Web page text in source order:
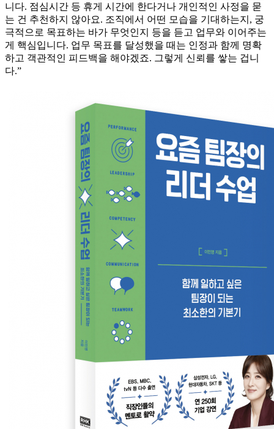
니다. 점심시간 등 휴게 시간에 한다거나 개인적인 사정을 묻
는 건 추천하지 않아요. 조직에서 어떤 모습을 기대하는지, 궁
극적으로 목표하는 바가 무엇인지 등을 듣고 업무와 이어주는
게 핵심입니다. 업무 목표를 달성했을 때는 인정과 함께 명확
하고 객관적인 피드백을 해야겠죠. 그렇게 신뢰를 쌓는 겁니
다.”